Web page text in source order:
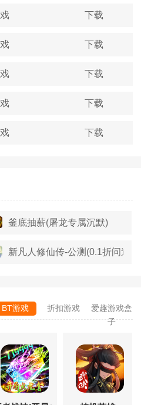
下载
下载
下载
下载
下载
釜底抽薪(屠龙专属沉默)
新凡人修仙传-公测(0.1折问道
BT游戏 折扣游戏
爱趣游戏盒
子